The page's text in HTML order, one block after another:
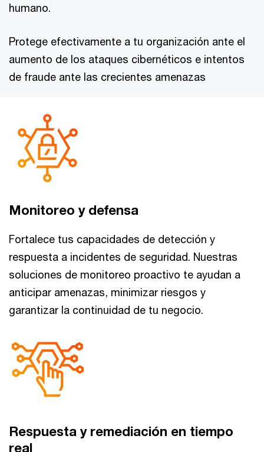
humano.
Protege efectivamente a tu organización ante el
aumento de los ataques cibernéticos e intentos
de fraude ante las crecientes amenazas
Monitoreo y defensa
Fortalece tus capacidades de detección y
respuesta a incidentes de seguridad. Nuestras
soluciones de monitoreo proactivo te ayudan a
anticipar amenazas, minimizar riesgos y
garantizar la continuidad de tu negocio.
Respuesta y remediación en tiempo
real